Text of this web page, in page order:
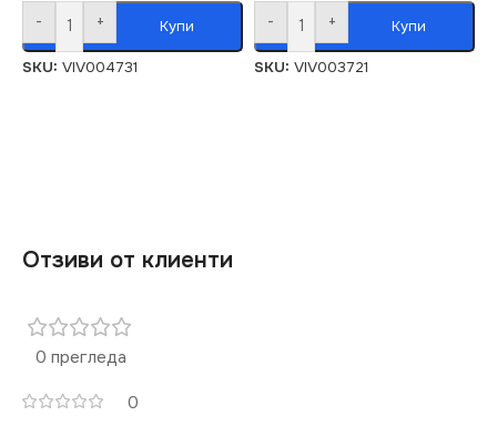
- + Купи
SKU: VIV004731
- + Купи
SKU: VIV003721
Отзиви от клиенти
0 прегледа
0